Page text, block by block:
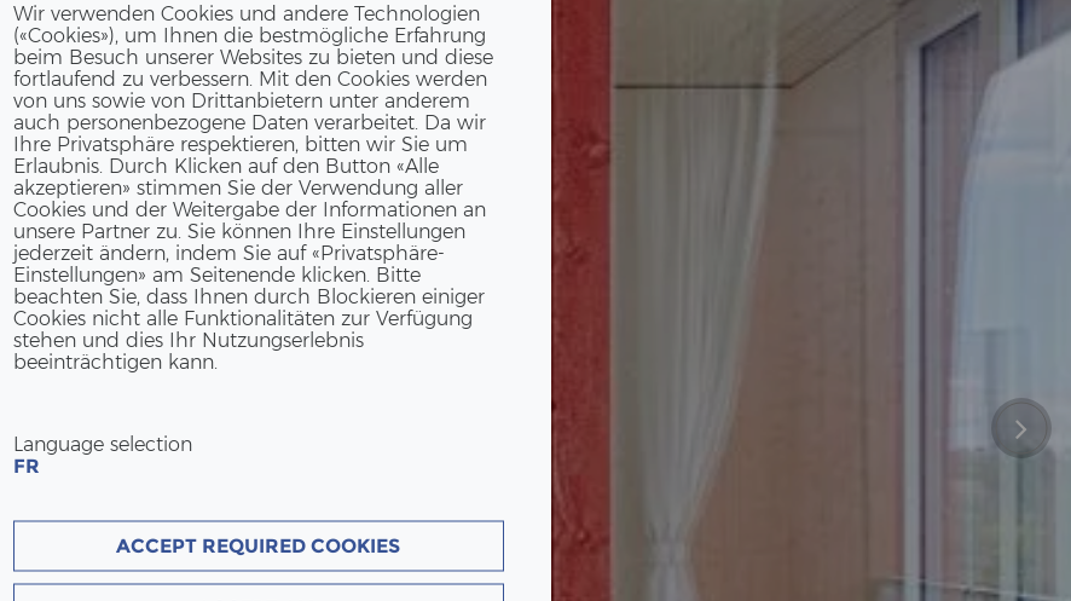
Wir verwenden Cookies und andere Technologien
(«Cookies»), um Ihnen die bestmögliche Erfahrung
beim Besuch unserer Websites zu bieten und diese
fortlaufend zu verbessern. Mit den Cookies werden
von uns sowie von Drittanbietern unter anderem
auch personenbezogene Daten verarbeitet. Da wir
Ihre Privatsphäre respektieren, bitten wir Sie um
Erlaubnis. Durch Klicken auf den Button «Alle
akzeptieren» stimmen Sie der Verwendung aller
Cookies und der Weitergabe der Informationen an
unsere Partner zu. Sie können Ihre Einstellungen
jederzeit ändern, indem Sie auf «Privatsphäre-
Einstellungen» am Seitenende klicken. Bitte
beachten Sie, dass Ihnen durch Blockieren einiger
Cookies nicht alle Funktionalitäten zur Verfügung
stehen und dies Ihr Nutzungserlebnis
beeinträchtigen kann.
Language selection
FR
ACCEPT REQUIRED COOKIES